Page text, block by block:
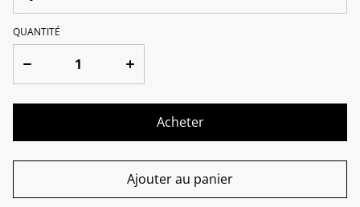
QUANTITÉ
Acheter
Ajouter au panier